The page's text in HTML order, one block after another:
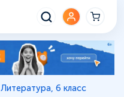
Литература, 6 класс